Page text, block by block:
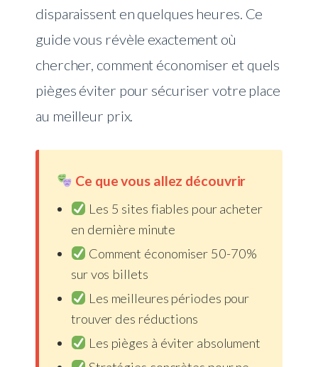
disparaissent en quelques heures. Ce
guide vous révèle exactement où
chercher, comment économiser et quels
pièges éviter pour sécuriser votre place
au meilleur prix.
Ce que vous allez découvrir
Les 5 sites fiables pour acheter
en dernière minute
Comment économiser 50-70%
sur vos billets
Les meilleures périodes pour
trouver des réductions
Les pièges à éviter absolument